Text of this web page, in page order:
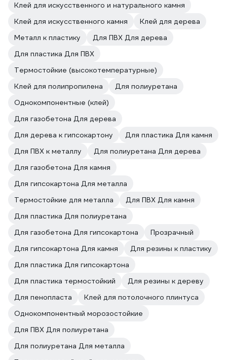
Клей для искусственного и натурального камня
Клей для искусственного камня
Клей для дерева
Металл к пластику
Для ПВХ Для дерева
Для пластика Для ПВХ
Термостойкие (высокотемпературные)
Клей для полипропилена
Для полиуретана
Однокомпонентные (клей)
Для газобетона Для дерева
Для дерева к гипсокартону
Для пластика Для камня
Для ПВХ к металлу
Для полиуретана Для дерева
Для газобетона Для камня
Для гипсокартона Для металла
Термостойкие для металла
Для ПВХ Для камня
Для пластика Для полиуретана
Для газобетона Для гипсокартона
Прозрачный
Для гипсокартона Для камня
Для резины к пластику
Для пластика Для гипсокартона
Для пластика термостойкий
Для резины к дереву
Для пенопласта
Клей для потолочного плинтуса
Однокомпонентный морозостойкие
Для ПВХ Для полиуретана
Для полиуретана Для металла